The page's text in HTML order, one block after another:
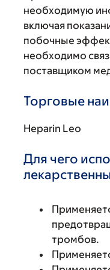
необходимую
включая
побочные
необходимо
поставщиком
Торговые
Heparin Leo
Для чего
тромбов.